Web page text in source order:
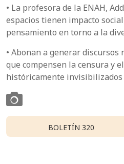
• La profesora de la ENAH,
espacios tienen impacto
pensamiento en torno a la
• Abonan a generar discursos
que compensen la censura y
históricamente invisibilizados
BOLETÍN 320